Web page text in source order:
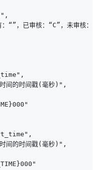
“”，已审核：“C”，未审核：
的时间戳(毫秒)",
的时间戳(毫秒)",